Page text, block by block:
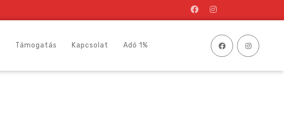
Támogatás Kapcsolat Adó 1%